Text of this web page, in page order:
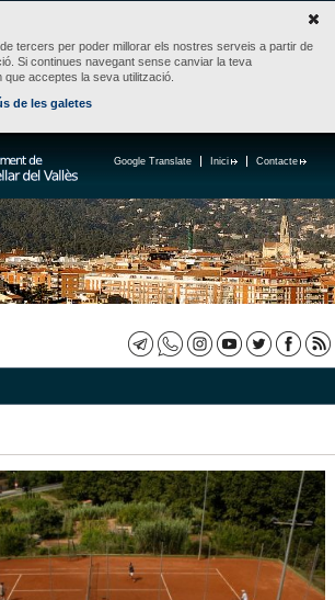
tercers per poder millorar els nostres serveis a partir de
Si continues navegant sense canviar la teva
acceptes la seva utilització.
de les galetes
Contacte
Inici
Google Translate